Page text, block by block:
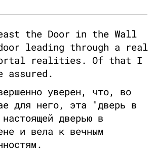
the Door in the Wall
leading through a real
realities. Of that I
assured.
уверен, что, во
для него, эта "дверь в
дверью в
и вела к вечным